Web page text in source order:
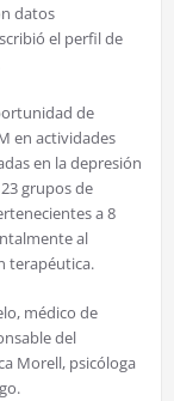
datos
el perfil de
de
en actividades
en la depresión
grupos de
a 8
al
terapéutica.
médico de
del
Morell, psicóloga